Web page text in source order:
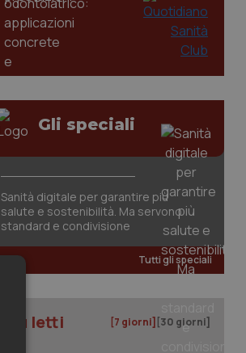
Gli speciali
Sanità digitale per garantire più
salute e sostenibilità. Ma servono
standard e condivisione
Tutti gli speciali
I più letti [7 giorni] [30 giorni]